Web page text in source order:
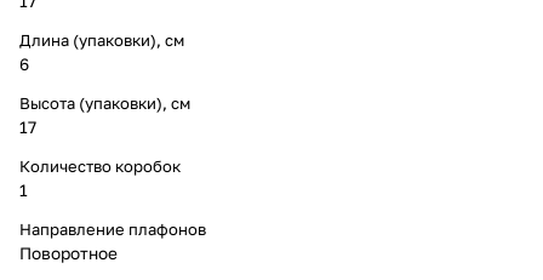
Длина (упаковки), см
6
Высота (упаковки), см
17
Количество коробок
1
Направление плафонов
Поворотное